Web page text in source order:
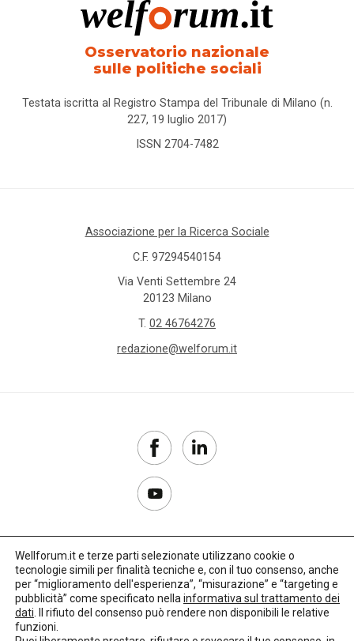
Osservatorio nazionale
sulle politiche sociali
Testata iscritta al Registro Stampa del Tribunale di Milano (n.
227, 19 luglio 2017)
ISSN 2704-7482
Associazione per la Ricerca Sociale
C.F. 97294540154
Via Venti Settembre 24
20123 Milano
T. 02 46764276
redazione@welforum.it
Copyright 2017–2026
Privacy Policy
Wellforum.it e terze parti selezionate utilizzano cookie o
tecnologie simili per finalità tecniche e, con il tuo consenso, anche
per “miglioramento dell'esperienza”, “misurazione” e “targeting e
pubblicità” come specificato nella informativa sul trattamento dei
dati . Il rifiuto del consenso può rendere non disponibili le relative
funzioni.